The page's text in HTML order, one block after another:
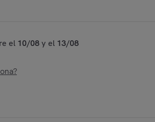
el 10/08y el 13/08